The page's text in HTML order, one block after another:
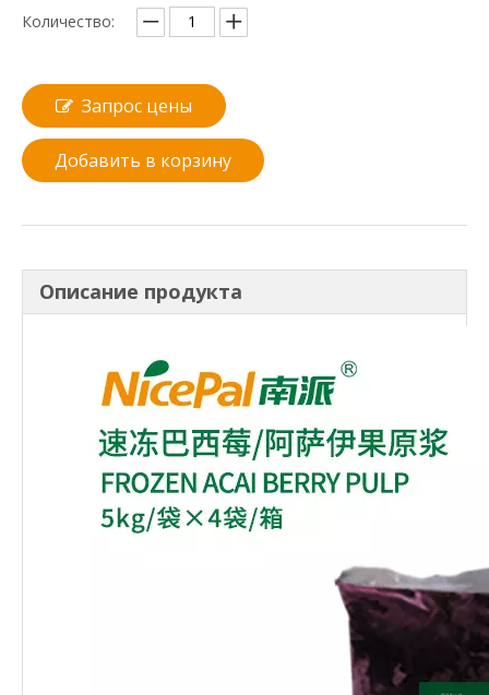
Количество:
Запрос цены
Добавить в корзину
Описание продукта